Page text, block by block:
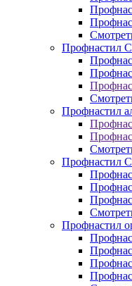
Профнастил
Профнастил
Профнастил
Профнастил